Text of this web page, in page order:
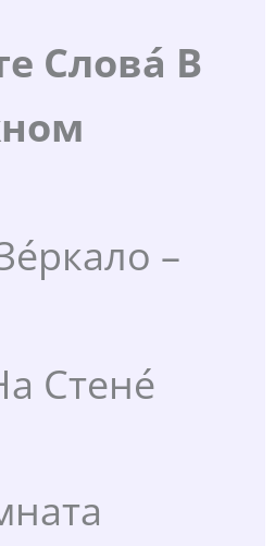
Слова́ В
–
Стене́